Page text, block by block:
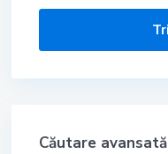
Căutare avansată